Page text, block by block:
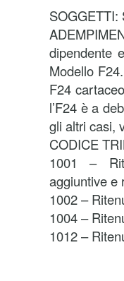
SOGGETTI:
dipendente
Modello
F24
l’F24 è a
gli altri casi,
CODICE
1001 –
aggiuntive e
1002 –
1004 –
1012 –